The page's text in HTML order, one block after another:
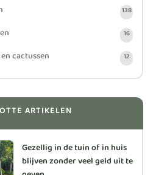
138
16
cactussen 12
ARTIKELEN
Gezellig in de tuin of in huis
blijven zonder veel geld uit te